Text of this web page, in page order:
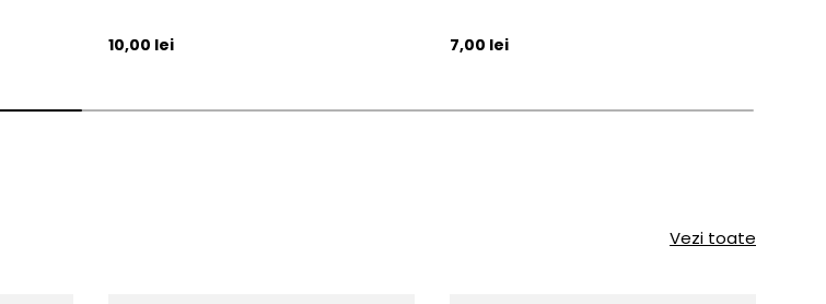
Pret initial
10,00 lei Pret initial
7,00 lei
Vezi toate